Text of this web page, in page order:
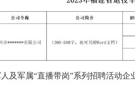
军属“直播带岗”系列招聘活动企